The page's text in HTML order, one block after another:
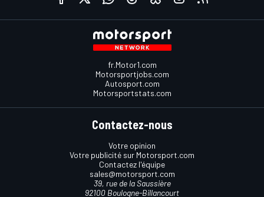
fr.Motor1.com
Motorsportjobs.com
Autosport.com
Motorsportstats.com
Contactez-nous
Votre opinion
Votre publicité sur Motorsport.com
Contactez l'équipe
sales@motorsport.com
39, rue de la Saussière
92100 Boulogne-Billancourt